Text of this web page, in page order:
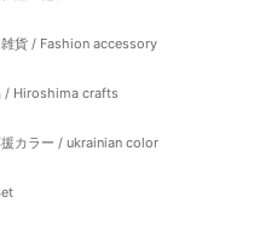
雑貨 / Fashion accessory
/ Hiroshima crafts
援カラー / ukrainian color